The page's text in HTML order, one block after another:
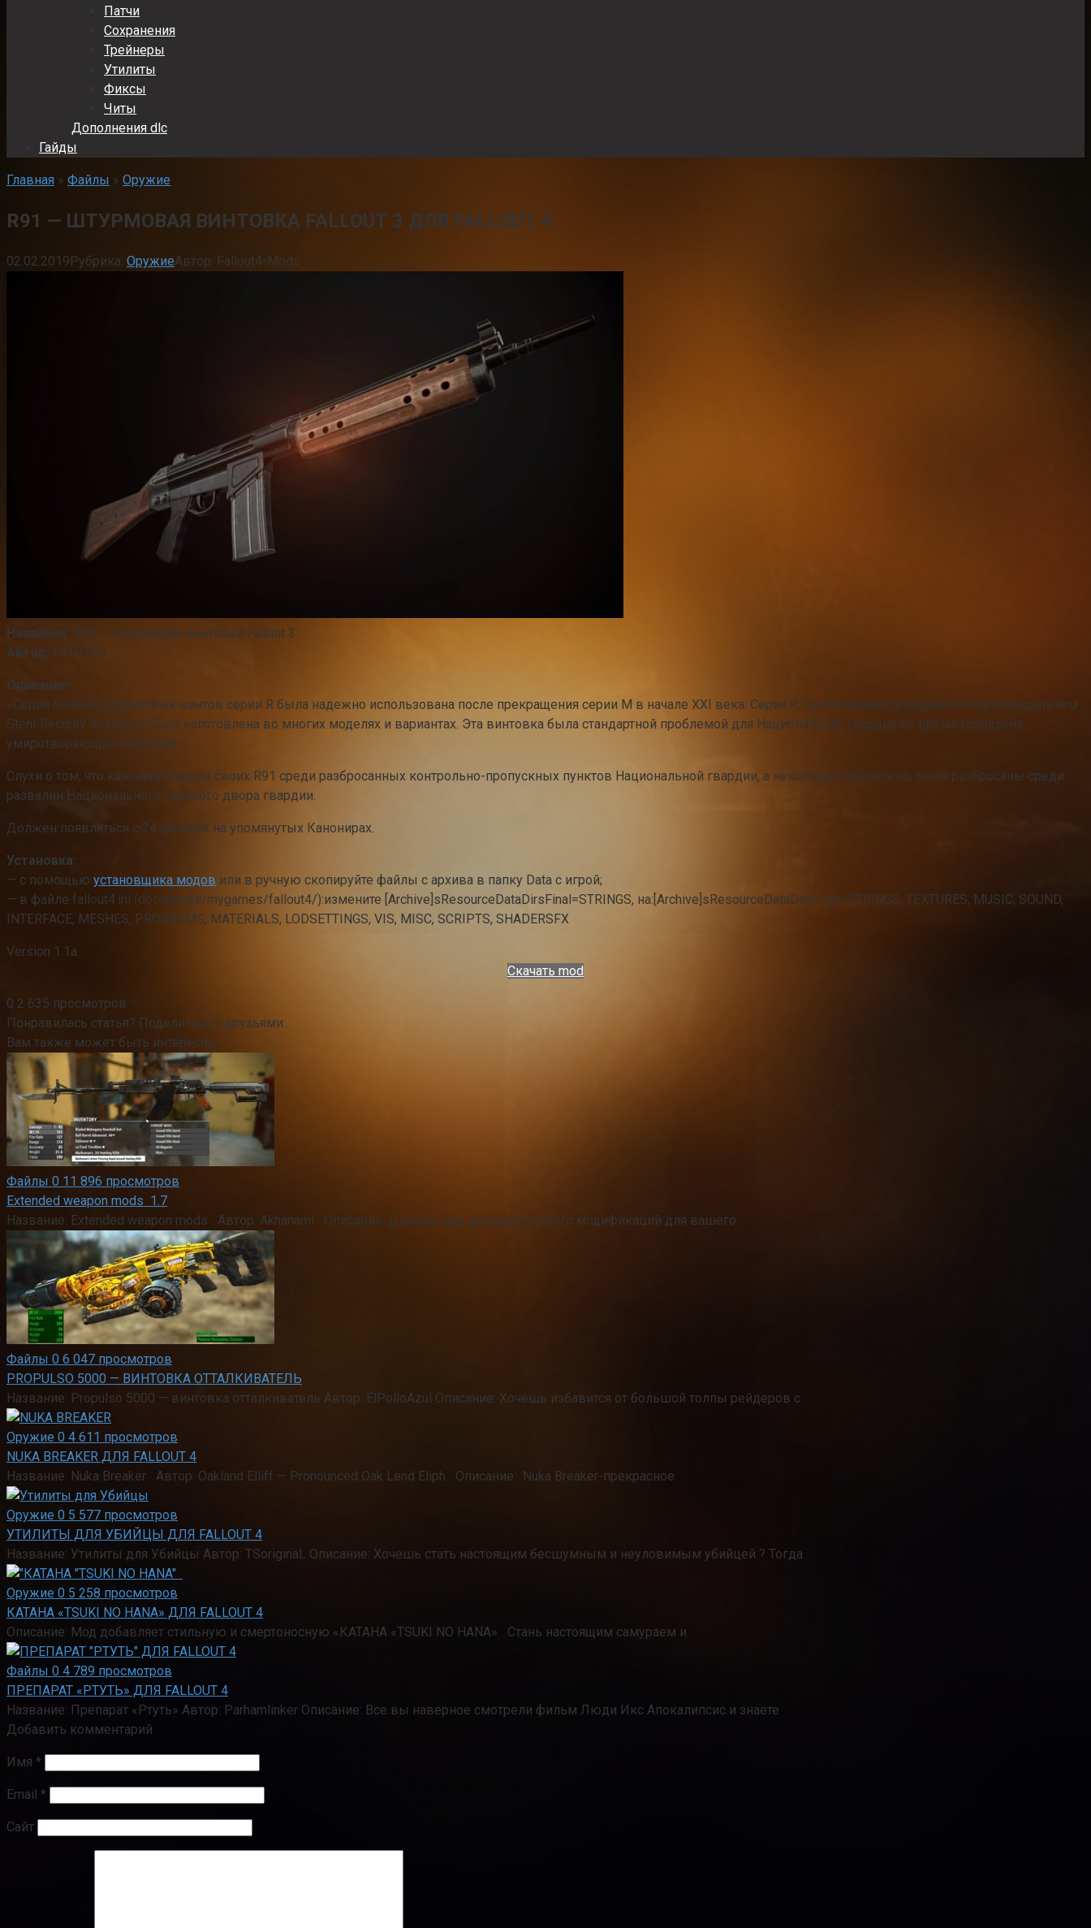
Патчи
Сохранения
Трейнеры
Утилиты
Фиксы
Читы
Дополнения dlc
Гайды
Главная » Файлы » Оружие
R91 — ШТУРМОВАЯ ВИНТОВКА FALLOUT 3 ДЛЯ FALLOUT 4
02.02.2019Рубрика: ОружиеАвтор: Fallout4-Mods
Название: R91 — Штурмовая винтовка Fallout 3
Автор: T41NT3D
Описание:
«Серия боевых штурмовых винтов серии R была надежно использована после прекращения серии M в начале XXI века. Серия R, выпускаемая гражданским производителем
Stent Security Solutions, была изготовлена ​​во многих моделях и вариантах. Эта винтовка была стандартной проблемой для Национальная гвардия во время городских
умиротворяющих операций ».
Слухи о том, что канониры нашли своих R91 среди разбросанных контрольно-пропускных пунктов Национальной гвардии, а некоторые, возможно, были разбросаны среди
развалин Национального учебного двора гвардии.
Должен появляться c 24 уровнях на упомянутых Канонирах.
Установка:
— с помощью установщика модов или в ручную скопируйте файлы с архива в папку Data с игрой;
— в файле fallout4.ini (documents/mygames/fallout4/):измените [Archive]sResourceDataDirsFinal=STRINGS, на:[Archive]sResourceDataDirsFinal=STRINGS, TEXTURES, MUSIC, SOUND,
INTERFACE, MESHES, PROGRAMS, MATERIALS, LODSETTINGS, VIS, MISC, SCRIPTS, SHADERSFX
Version 1.1a
Скачать mod
0 2 635 просмотров
Понравилась статья? Поделиться с друзьями:
Вам также может быть интересно
Файлы 0 11 896 просмотров
Extended weapon mods 1.7
Название: Extended weapon mods Автор: Akhanami Описание: Данный мод добавляет много модификаций для вашего
Файлы 0 6 047 просмотров
PROPULSO 5000 — ВИНТОВКА ОТТАЛКИВАТЕЛЬ
Название: Propulso 5000 — винтовка отталкиватель Автор: ElPolloAzul Описание: Хочешь избавится от большой толпы рейдеров с
Оружие 0 4 611 просмотров
NUKA BREAKER ДЛЯ FALLOUT 4
Название: Nuka Breaker Автор: Oakland Elliff — Pronounced Oak Lend Eliph Описание: Nuka Breaker-прекрасное
Оружие 0 5 577 просмотров
УТИЛИТЫ ДЛЯ УБИЙЦЫ ДЛЯ FALLOUT 4
Название: Утилиты для Убийцы Автор: TSoriginaL Описание: Хочешь стать настоящим бесшумным и неуловимым убийцей ? Тогда
Оружие 0 5 258 просмотров
КАТАНА «TSUKI NO HANA» ДЛЯ FALLOUT 4
Описание: Мод добавляет стильную и смертоносную «КАТАНА «TSUKI NO HANA» Стань настоящим самураем и
Файлы 0 4 789 просмотров
ПРЕПАРАТ «РТУТЬ» ДЛЯ FALLOUT 4
Название: Препарат «Ртуть» Автор: Parhamlinker Описание: Все вы наверное смотрели фильм Люди Икс Апокалипсис и знаете
Добавить комментарий
Имя *
Email *
Сайт